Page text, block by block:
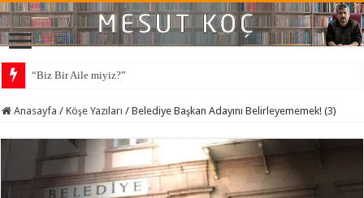
“Biz Bir Aile miyiz?”
Anasayfa / Köşe Yazıları / Belediye Başkan Adayını Belirleyememek! (3)